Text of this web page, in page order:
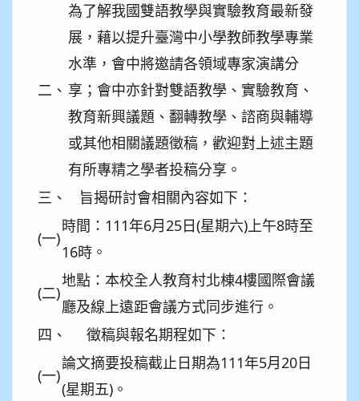
二、
為了解我國雙語教學與實驗教育最新發
展，藉以提升臺灣中小學教師教學專業
水準，會中將邀請各領域專家演講分
享；會中亦針對雙語教學、實驗教育、
教育新興議題、翻轉教學、諮商與輔導
或其他相關議題徵稿，歡迎對上述主題
有所專精之學者投稿分享。
三、
旨揭研討會相關內容如下：
(一)
時間：111年6月25日(星期六)上午8時至
16時。
(二)
地點：本校全人教育村北棟4樓國際會議
廳及線上遠距會議方式同步進行。
四、
徵稿與報名期程如下：
(一)
論文摘要投稿截止日期為111年5月20日
(星期五)。